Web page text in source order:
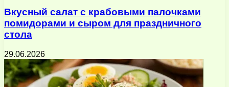
Вкусный салат с крабовыми палочками
помидорами и сыром для праздничного
стола
29.06.2026